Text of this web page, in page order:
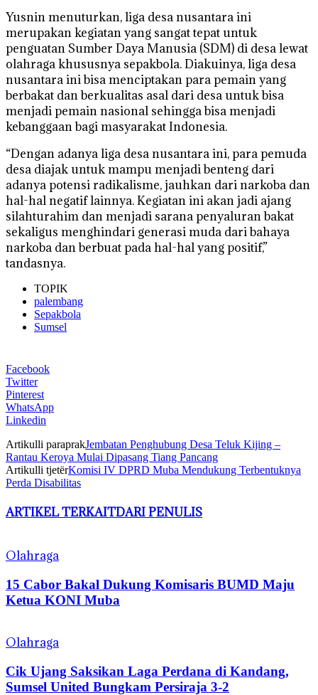
Yusnin menuturkan, liga desa nusantara ini
merupakan kegiatan yang sangat tepat untuk
penguatan Sumber Daya Manusia (SDM) di desa lewat
olahraga khususnya sepakbola. Diakuinya, liga desa
nusantara ini bisa menciptakan para pemain yang
berbakat dan berkualitas asal dari desa untuk bisa
menjadi pemain nasional sehingga bisa menjadi
kebanggaan bagi masyarakat Indonesia.
“Dengan adanya liga desa nusantara ini, para pemuda
desa diajak untuk mampu menjadi benteng dari
adanya potensi radikalisme, jauhkan dari narkoba dan
hal-hal negatif lainnya. Kegiatan ini akan jadi ajang
silahturahim dan menjadi sarana penyaluran bakat
sekaligus menghindari generasi muda dari bahaya
narkoba dan berbuat pada hal-hal yang positif,”
tandasnya.
TOPIK
palembang
Sepakbola
Sumsel
Facebook
Twitter
Pinterest
WhatsApp
Linkedin
Artikulli paraprakJembatan Penghubung Desa Teluk Kijing –
Rantau Keroya Mulai Dipasang Tiang Pancang
Artikulli tjetërKomisi IV DPRD Muba Mendukung Terbentuknya
Perda Disabilitas
ARTIKEL TERKAITDARI PENULIS
Olahraga
15 Cabor Bakal Dukung Komisaris BUMD Maju
Ketua KONI Muba
Olahraga
Cik Ujang Saksikan Laga Perdana di Kandang,
Sumsel United Bungkam Persiraja 3-2